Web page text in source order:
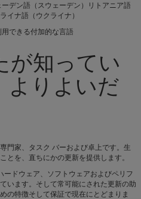
デン語（スウェーデン）リトアニア語
イナ語（ウクライナ）
できる付加的な言語
が知ってい
よりよいだ
門家、タスク バーおよび卓上です。生
とを、直ちにかの更新を提供します。
ドウェア、ソフトウェアおよびペリフ
います。そして常可能にされた更新の助
の特徴そして保証で現在にとどまりま